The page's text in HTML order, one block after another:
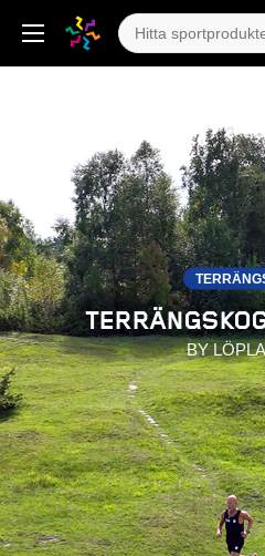
BY